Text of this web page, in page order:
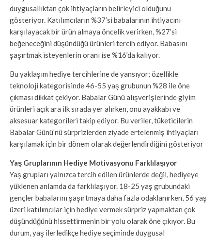
duygusallıktan çok ihtiyaçların belirleyici olduğunu
gösteriyor. Katılımcıların %37’si babalarının ihtiyacını
karşılayacak bir ürün almaya öncelik verirken, %27’si
beğeneceğini düşündüğü ürünleri tercih ediyor. Babasını
şaşırtmak isteyenlerin oranı ise %16’da kalıyor.
Bu yaklaşım hediye tercihlerine de yansıyor; özellikle
teknoloji kategorisinde 46-55 yaş grubunun %28 ile öne
çıkması dikkat çekiyor. Babalar Günü alışverişlerinde giyim
ürünleri açık ara ilk sırada yer alırken, onu ayakkabı ve
aksesuar kategorileri takip ediyor. Bu veriler, tüketicilerin
Babalar Günü’nü sürprizlerden ziyade ertelenmiş ihtiyaçları
karşılamak için bir dönem olarak değerlendirdiğini gösteriyor
Yaş Gruplarının Hediye Motivasyonu Farklılaşıyor
Yaş grupları yalnızca tercih edilen ürünlerde değil, hediyeye
yüklenen anlamda da farklılaşıyor. 18-25 yaş grubundaki
gençler babalarını şaşırtmaya daha fazla odaklanırken, 56 yaş
üzeri katılımcılar için hediye vermek sürpriz yapmaktan çok
düşündüğünü hissettirmenin bir yolu olarak öne çıkıyor. Bu
durum, yaş ilerledikçe hediye seçiminde duygusal